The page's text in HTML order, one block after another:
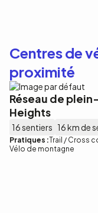
Centres de
proximité
Réseau de
Heights
16 sentiers 16 km de
Pratiques :Trail / Cross
Vélo de montagne